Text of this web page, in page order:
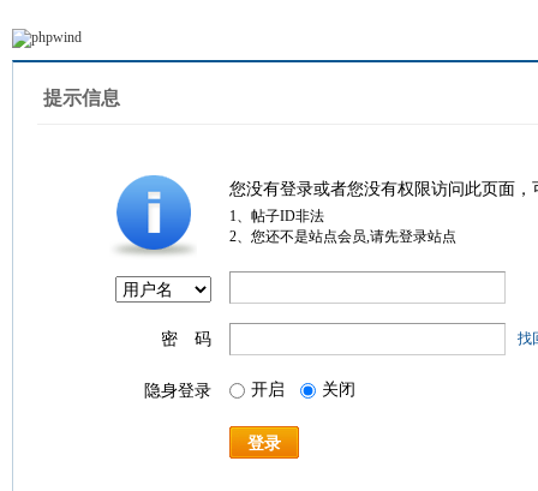
提示信息
您没有登录或者您没有权限访问此页面
1、帖子ID非法
2、您还不是站点会员,请先登录站点
密 码 找
隐身登录 开启 关闭
登录